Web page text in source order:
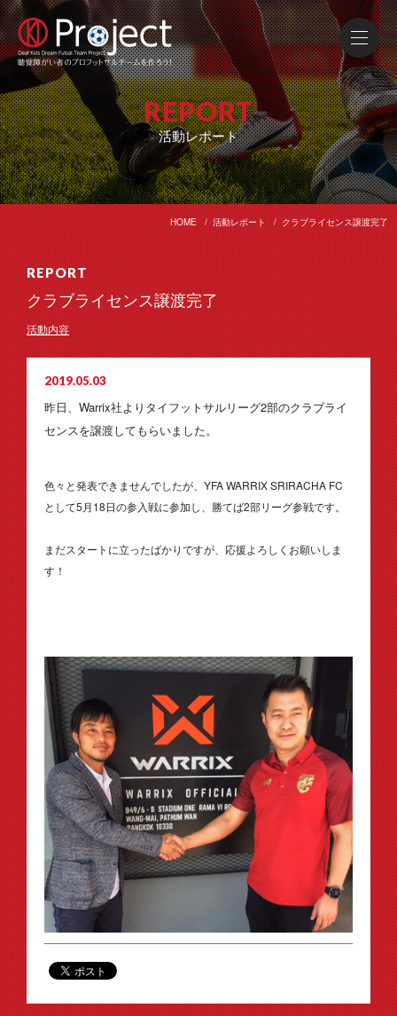
REPORT
活動レポート
HOME 活動レポート クラブライセンス譲渡完了
REPORT
クラブライセンス譲渡完了
活動内容
2019.05.03
昨日、Warrix社よりタイフットサルリーグ2部のクラブライ
センスを譲渡してもらいました。
色々と発表できませんでしたが、YFA WARRIX SRIRACHA FC
として5月18日の参入戦に参加し、勝てば2部リーグ参戦です。
まだスタートに立ったばかりですが、応援よろしくお願いしま
す！